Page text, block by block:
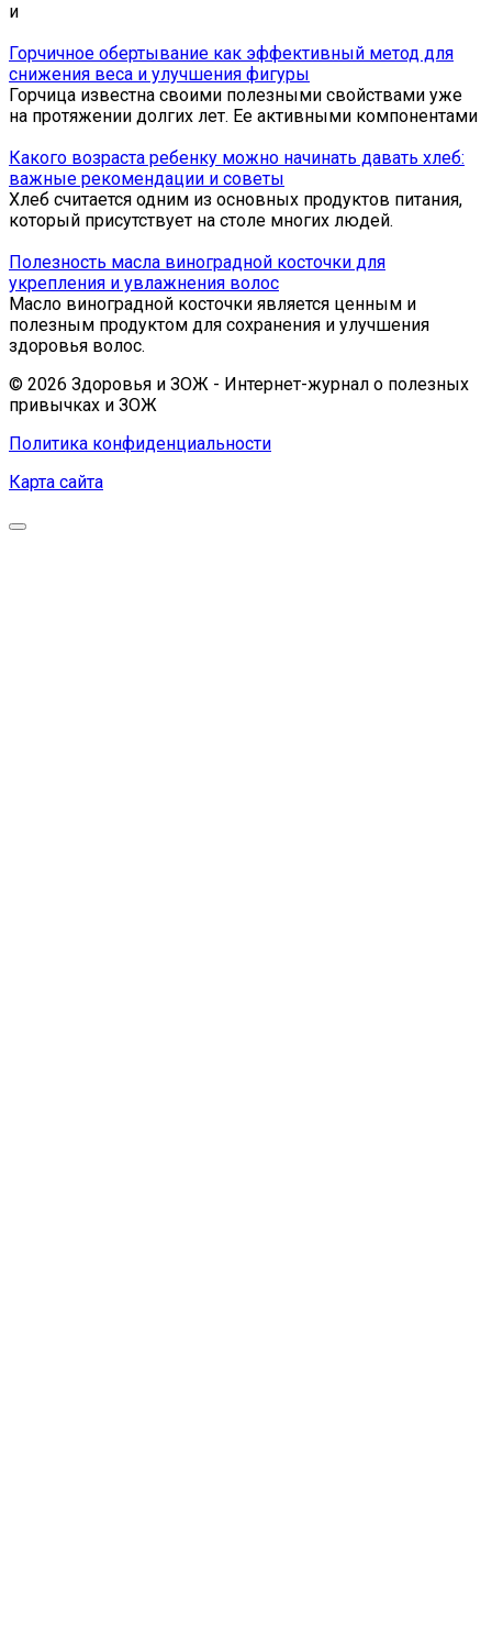
и
Горчичное обертывание как эффективный метод для
снижения веса и улучшения фигуры
Горчица известна своими полезными свойствами уже
на протяжении долгих лет. Ее активными компонентами
Какого возраста ребенку можно начинать давать хлеб:
важные рекомендации и советы
Хлеб считается одним из основных продуктов питания,
который присутствует на столе многих людей.
Полезность масла виноградной косточки для
укрепления и увлажнения волос
Масло виноградной косточки является ценным и
полезным продуктом для сохранения и улучшения
здоровья волос.
© 2026 Здоровья и ЗОЖ - Интернет-журнал о полезных
привычках и ЗОЖ
Политика конфиденциальности
Карта сайта